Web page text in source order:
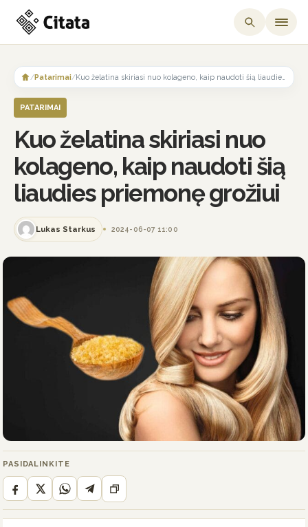
content
/Patarimai/
PATARIMAI
Kuo želatina skiriasi nuo
kolageno, kaip naudoti šią
liaudies priemonę grožiui
Lukas Starkus 2024-06-07 11:00
PASIDALINKITE